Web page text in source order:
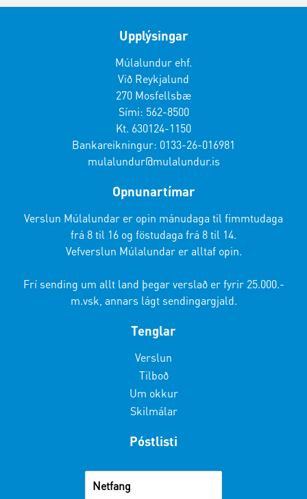
Upplýsingar
Múlalundur ehf.
Við Reykjalund
270 Mosfellsbæ
Sími: 562-8500
Kt. 630124-1150
Bankareikningur: 0133-26-016981
mulalundur@mulalundur.is
Opnunartímar
Verslun Múlalundar er opin mánudaga til fimmtudaga
frá 8 til 16 og föstudaga frá 8 til 14.
Vefverslun Múlalundar er alltaf opin.
Frí sending um allt land þegar verslað er fyrir 25.000.-
m.vsk, annars lágt sendingargjald.
Tenglar
Verslun
Tilboð
Um okkur
Skilmálar
Póstlisti